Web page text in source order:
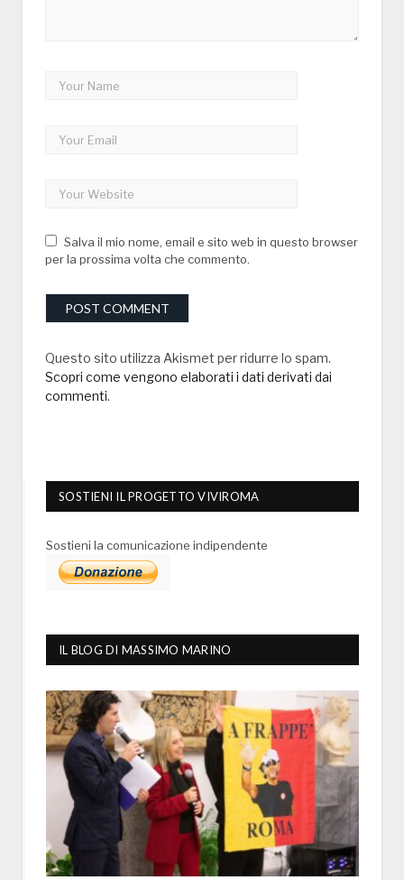
Salva il mio nome, email e sito web in questo browser
per la prossima volta che commento.
Questo sito utilizza Akismet per ridurre lo spam.
Scopri come vengono elaborati i dati derivati dai
commenti.
SOSTIENI IL PROGETTO VIVIROMA
Sostieni la comunicazione indipendente
IL BLOG DI MASSIMO MARINO